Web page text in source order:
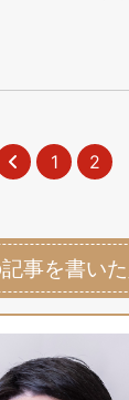
1 2
事を書いた